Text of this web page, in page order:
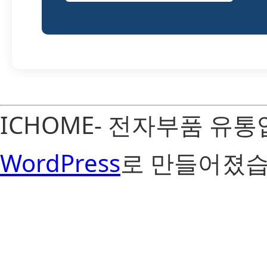
ICHOME- 전자부품 유
WordPress로 만들어졌